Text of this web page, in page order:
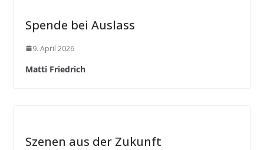
Spende bei Auslass
9. April 2026
Matti Friedrich
Szenen aus der Zukunft